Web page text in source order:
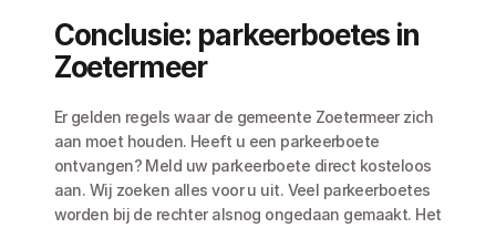
Conclusie: parkeerboetes in
Zoetermeer
Er gelden regels waar de gemeente Zoetermeer zich
aan moet houden. Heeft u een parkeerboete
ontvangen? Meld uw parkeerboete direct kosteloos
aan. Wij zoeken alles voor u uit. Veel parkeerboetes
worden bij de rechter alsnog ongedaan gemaakt. Het